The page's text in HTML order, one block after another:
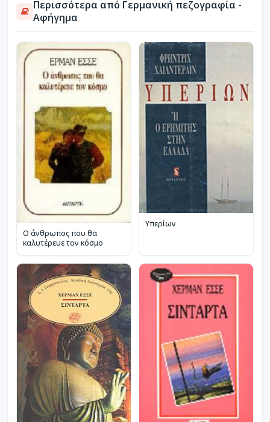
Περισσότερα από Γερμανική πεζογραφία -
Αφήγημα
Ο άνθρωπος που θα
καλυτέρευε τον κόσμο
Υπερίων